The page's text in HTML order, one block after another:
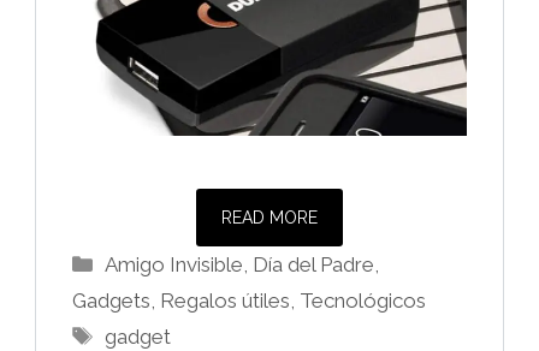
READ MORE
Categorías
Amigo Invisible, Día del Padre,
Gadgets, Regalos útiles, Tecnológicos
Etiquetas
gadget